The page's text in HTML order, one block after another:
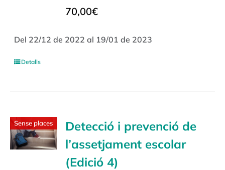
70,00€
Del 22/12 de 2022 al 19/01 de 2023
Detalls
Sense places
Detecció i prevenció de
l’assetjament escolar
(Edició 4)